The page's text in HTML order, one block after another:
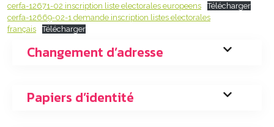
cerfa-12671-02 inscription liste electorales europeens
Télécharger
cerfa-12669-02-1 demande inscription listes electorales
français
Télécharger
Changement d’adresse
Papiers d’identité